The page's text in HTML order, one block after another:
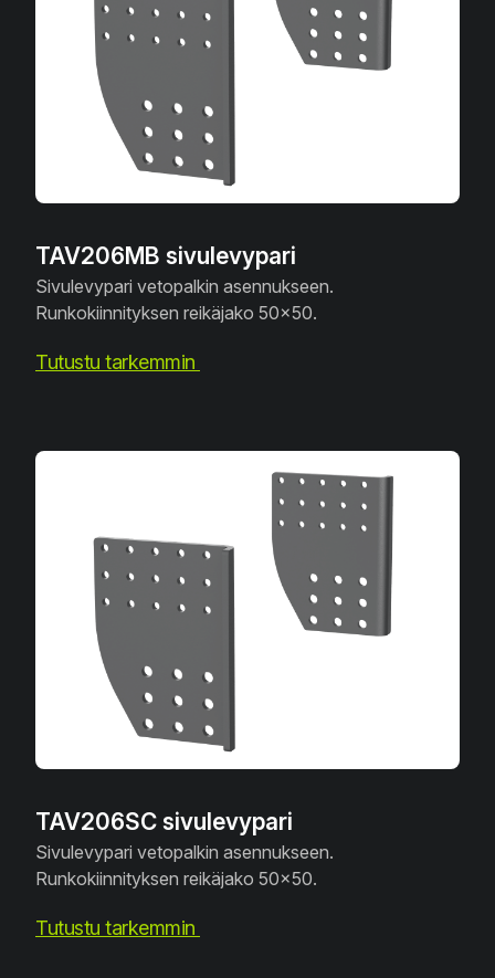
TAV206MB sivulevypari
Sivulevypari vetopalkin asennukseen.
Runkokiinnityksen reikäjako 50x50.
Tutustu tarkemmin
TAV206SC sivulevypari
Sivulevypari vetopalkin asennukseen.
Runkokiinnityksen reikäjako 50x50.
Tutustu tarkemmin